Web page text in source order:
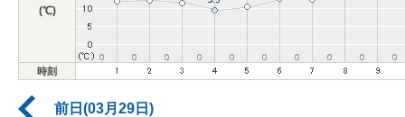
(℃)
時刻
前日(03月29日)